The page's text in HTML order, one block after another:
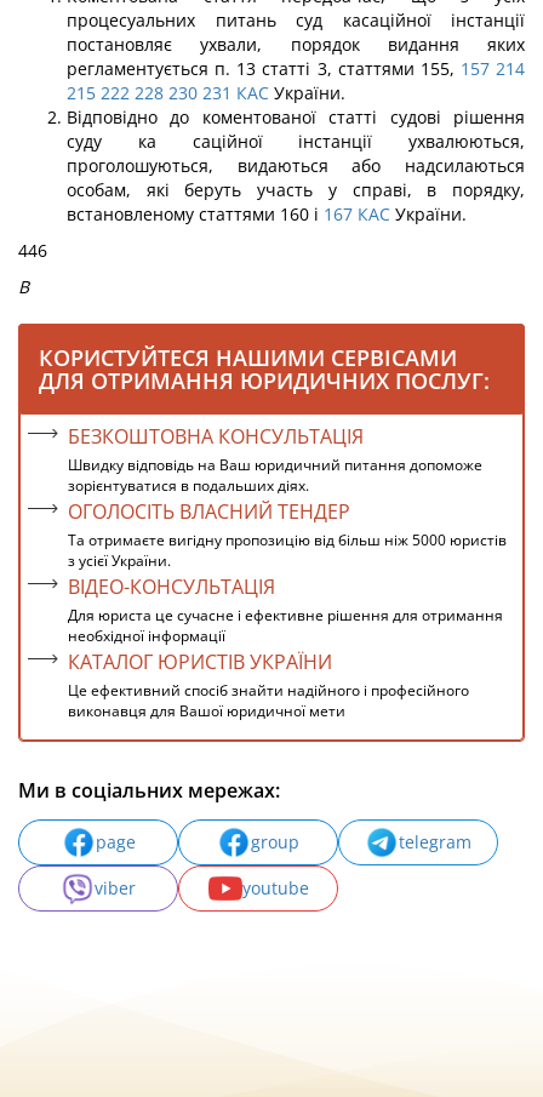
процесуальних питань суд касаційної інстанції
постановляє ухвали, порядок видання яких
регламентується п. 13 статті 3, статтями 155, 157 214
215 222 228 230 231 КАС України.
Відповідно до коментованої статті судові рішення
суду ка саційної інстанції ухвалюються,
проголошуються, видаються або надсилаються
особам, які беруть участь у справі, в порядку,
встановленому статтями 160 і 167 КАС України.
446
В
КОРИСТУЙТЕСЯ НАШИМИ СЕРВІСАМИ
ДЛЯ ОТРИМАННЯ ЮРИДИЧНИХ ПОСЛУГ:
БЕЗКОШТОВНА КОНСУЛЬТАЦІЯ
Швидку відповідь на Ваш юридичний питання допоможе
зорієнтуватися в подальших діях.
ОГОЛОСІТЬ ВЛАСНИЙ ТЕНДЕР
Та отримаєте вигідну пропозицію від більш ніж 5000 юристів
з усієї України.
ВІДЕО-КОНСУЛЬТАЦІЯ
Для юриста це сучасне і ефективне рішення для отримання
необхідної інформації
КАТАЛОГ ЮРИСТІВ УКРАЇНИ
Це ефективний спосіб знайти надійного і професійного
виконавця для Вашої юридичної мети
Ми в соціальних мережах:
page group
telegram
viber
youtube